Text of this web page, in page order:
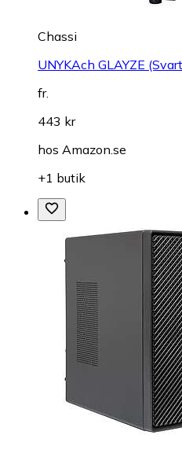
Chassi
UNYKAch GLAYZE
fr.
443 kr
hos Amazon.se
+1 butik